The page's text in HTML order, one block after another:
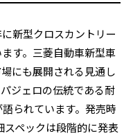
新型クロスカントリー
す。三菱自動車新型車
にも展開される見通し
ジェロの伝統である耐
られています。発売時
スペックは段階的に発表